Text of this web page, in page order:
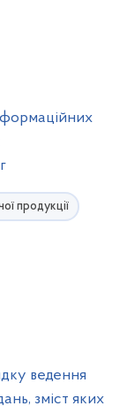
продукції
ведення
зміст яких